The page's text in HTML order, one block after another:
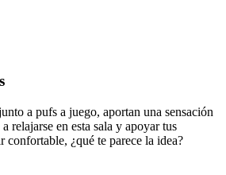
a pufs a juego, aportan una sensación
relajarse en esta sala y apoyar tus
confortable, ¿qué te parece la idea?